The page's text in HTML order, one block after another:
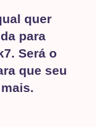
quer
para
Será o
que seu